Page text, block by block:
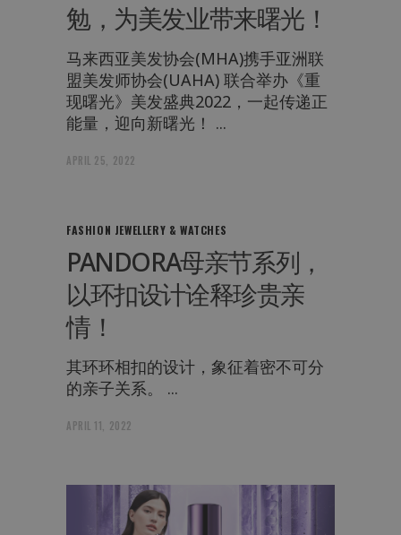
勉，为美发业带来曙光！
马来西亚美发协会(MHA)携手亚洲联
盟美发师协会(UAHA) 联合举办《重
现曙光》美发盛典2022，一起传递正
能量，迎向新曙光！
APRIL 25, 2022
FASHION JEWELLERY & WATCHES
PANDORA母亲节系列，
以环扣设计诠释珍贵亲
情！
其环环相扣的设计，象征着密不可分
的亲子关系。
APRIL 11, 2022